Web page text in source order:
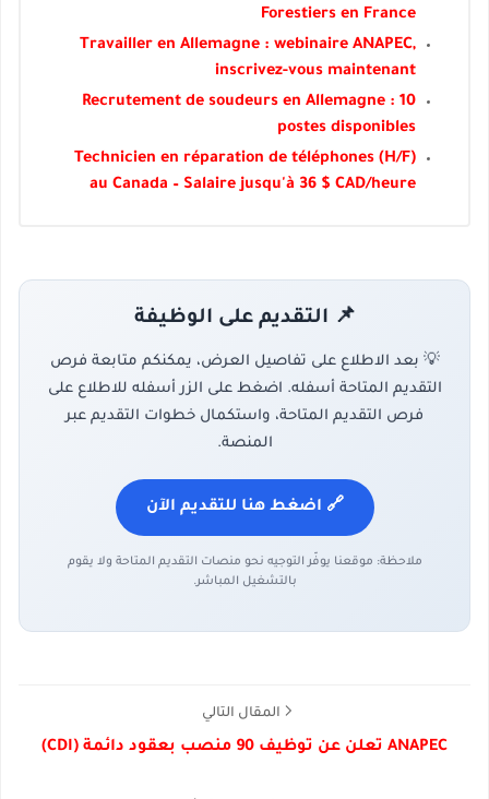
Forestiers en France
Travailler en Allemagne : webinaire ANAPEC,
inscrivez-vous maintenant
Recrutement de soudeurs en Allemagne : 10
postes disponibles
Technicien en réparation de téléphones (H/F)
au Canada – Salaire jusqu'à 36 $ CAD/heure
📌 التقديم على الوظيفة
💡 بعد الاطلاع على تفاصيل العرض، يمكنكم متابعة فرص
التقديم المتاحة أسفله. اضغط على الزر أسفله للاطلاع على
فرص التقديم المتاحة، واستكمال خطوات التقديم عبر
المنصة.
🔗 اضغط هنا للتقديم الآن
ملاحظة: موقعنا يوفّر التوجيه نحو منصات التقديم المتاحة ولا يقوم
بالتشغيل المباشر.
المقال التالي
ANAPEC تعلن عن توظيف 90 منصب بعقود دائمة (CDI)